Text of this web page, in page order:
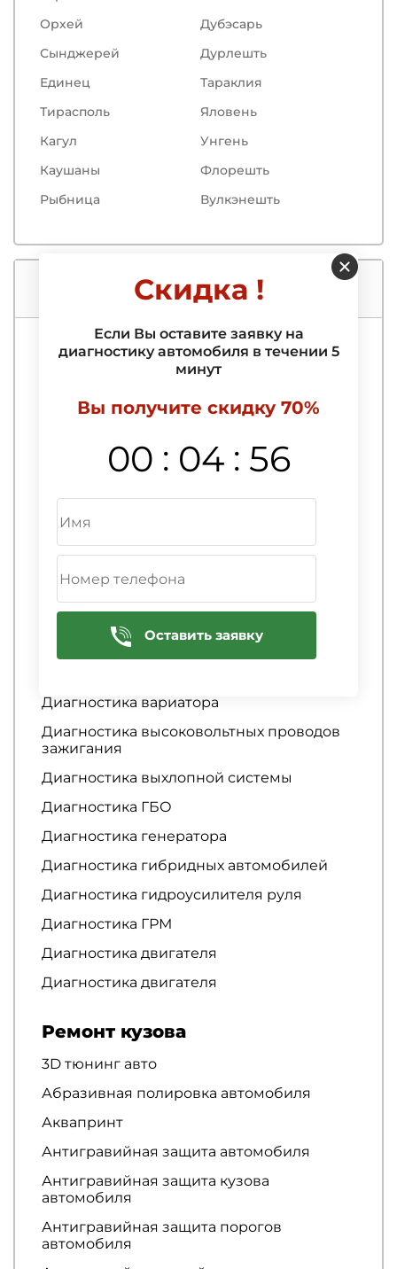
Орхей
Дубэсарь
Сынджерей
Дурлешть
Единец
Тараклия
Тирасполь
Яловень
Кагул
Унгень
Каушаны
Флорешть
Рыбница
Вулкэнешть
Услуги нашего автосервиса
Компьютерная диагностика
автомобиля
Диагностика АБС
Диагностика автосигнализации
Диагностика аккумулятора
Диагностика АКПП
Диагностика амортизаторов
Диагностика аудиосистемы
Диагностика батареи
Диагностика вариатора
Диагностика высоковольтных проводов
зажигания
Диагностика выхлопной системы
Диагностика ГБО
Диагностика генератора
Диагностика гибридных автомобилей
Диагностика гидроусилителя руля
Диагностика ГРМ
Диагностика двигателя
Диагностика двигателя
Ремонт кузова
3D тюнинг авто
Абразивная полировка автомобиля
Аквапринт
Антигравийная защита автомобиля
Антигравийная защита кузова
автомобиля
Антигравийная защита порогов
автомобиля
Скидка !
Если Вы оставите заявку на
диагностику автомобиля в течении 5
минут
Вы получите скидку 70%
00 : 04 : 55
Оставить заявку